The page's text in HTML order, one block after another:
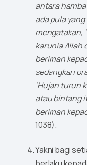
antara
ada pula
mengatakan,
karunia Allah
beriman
sedangkan
‘Hujan turun
atau bintang
beriman
1038).
Yakni bagi